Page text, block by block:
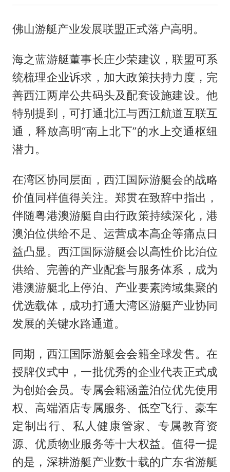
佛山游艇产业发展联盟正式落户高明。
海之蓝游艇董事长庄少荣建议，联盟可系
统梳理企业诉求，加大政策扶持力度，完
善西江两岸公共码头及配套设施建设。他
特别提到，可打通北江与西江航道互联互
通，释放高明“南上北下”的水上交通枢纽
潜力。
在湾区协同层面，西江国际游艇会的战略
价值同样值得关注。郑贯在致辞中指出，
伴随粤港澳游艇自由行政策持续深化，港
澳泊位供给不足、运营成本高企等痛点日
益凸显。西江国际游艇会以高性价比泊位
供给、完善的产业配套与服务体系，成为
港澳游艇北上停泊、产业要素跨域集聚的
优选载体，成功打通大湾区游艇产业协同
发展的关键水路通道。
同期，西江国际游艇会会籍全球发售。在
授牌仪式中，一批优秀的企业代表正式成
为创始会员。专属会籍涵盖泊位优先使用
权、高端酒店专属服务、低空飞行、豪车
定制出行、私人健康管家、专属教育资
源、优质物业服务等十大权益。值得一提
的是，深耕游艇产业数十载的广东省游艇